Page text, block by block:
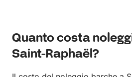
Quanto costa
Saint-Raphaël?